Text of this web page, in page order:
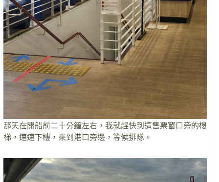
那天在開船前二十分鐘左右，我就趕快到這售票窗口旁的樓
梯，速速下樓，來到港口旁邊，等候排隊。